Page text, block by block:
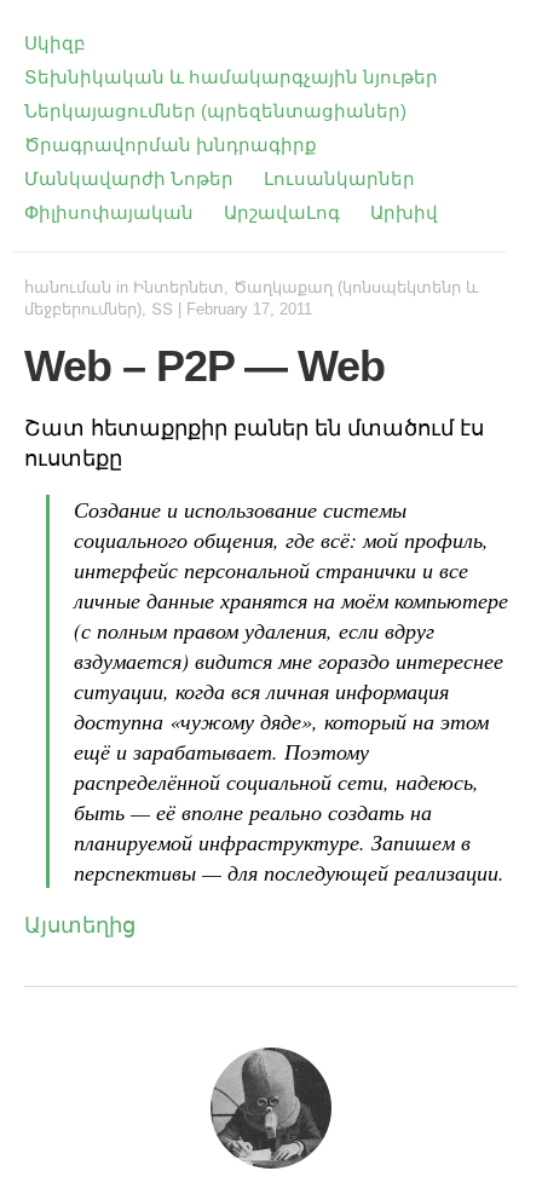
Սկիզբ
Տեխնիկական և համակարգչային նյութեր
Ներկայացումներ (պրեզենտացիաներ)
Ծրագրավորման խնդրագիրք
Մանկավարժի Նոթեր
Լուսանկարներ
Փիլիսոփայական
ԱրշավաԼոգ Արխիվ
հանուման in Ինտերնետ, Ծաղկաքաղ (կոնսպեկտենր և
մեջբերումներ), ՏՏ February 17, 2011
Web – P2P — Web
Շատ հետաքրքիր բաներ են մտածում էս
ուստեքը
Создание и использование системы
социального общения, где всё: мой профиль,
интерфейс персональной странички и все
личные данные хранятся на моём компьютере
(с полным правом удаления, если вдруг
вздумается) видится мне гораздо интереснее
ситуации, когда вся личная информация
доступна «чужому дяде», который на этом
ещё и зарабатывает. Поэтому
распределённой социальной сети, надеюсь,
быть — её вполне реально создать на
планируемой инфраструктуре. Запишем в
перспективы — для последующей реализации.
Այստեղից